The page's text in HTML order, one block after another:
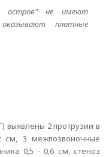
остров" не имеют
платные
2 протрузии в
см, 3 межпозвоночные
0,5 - 0,6 см, стеноз